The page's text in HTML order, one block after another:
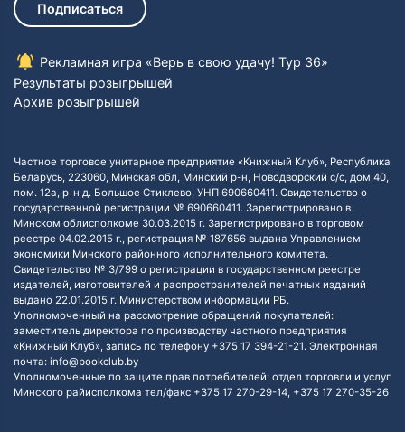
Подписаться
Рекламная игра «Верь в свою удачу! Тур 36»
Результаты розыгрышей
Архив розыгрышей
Частное торговое унитарное предприятие «Книжный Клуб», Республика
Беларусь, 223060, Минская обл, Минский р-н, Новодворский с/с, дом 40,
пом. 12а, р-н д. Большое Стиклево, УНП 690660411. Свидетельство о
государственной регистрации № 690660411. Зарегистрировано в
Минском облисполкоме 30.03.2015 г. Зарегистрировано в торговом
реестре 04.02.2015 г., регистрация № 187656 выдана Управлением
экономики Минского районного исполнительного комитета.
Свидетельство № 3/799 о регистрации в государственном реестре
издателей, изготовителей и распространителей печатных изданий
выдано 22.01.2015 г. Министерством информации РБ.
Уполномоченный на рассмотрение обращений покупателей:
заместитель директора по производству частного предприятия
«Книжный Клуб», запись по телефону +375 17 394-21-21. Электронная
почта: info@bookclub.by
Уполномоченные по защите прав потребителей: отдел торговли и услуг
Минского райисполкома тел/факс +375 17 270-29-14, +375 17 270-35-26